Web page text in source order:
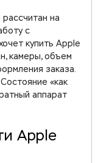
на
с
купить Apple
камеры, объем
заказа.
«как
аппарат
Apple